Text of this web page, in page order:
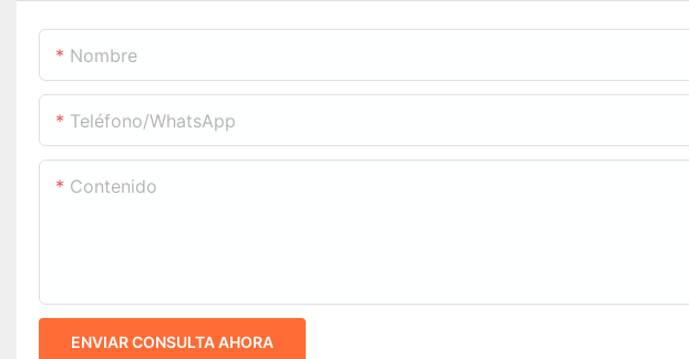
Nombre
Teléfono/WhatsApp
Contenido
ENVIAR CONSULTA AHORA